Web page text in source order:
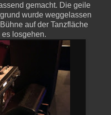
gemacht. Die geile
wurde weggelassen
auf der Tanzfläche
losgehen.